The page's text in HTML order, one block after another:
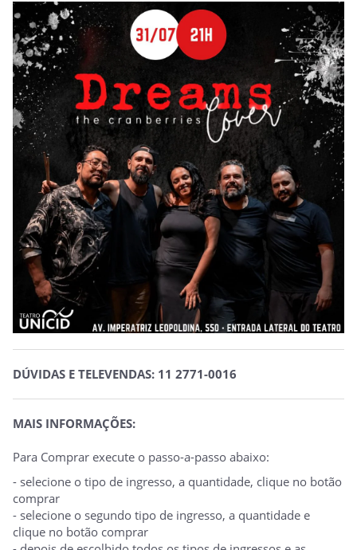
DÚVIDAS E TELEVENDAS: 11 2771-0016
MAIS INFORMAÇÕES:
Para Comprar execute o passo-a-passo abaixo:
- selecione o tipo de ingresso, a quantidade, clique no botão
comprar
- selecione o segundo tipo de ingresso, a quantidade e
clique no botão comprar